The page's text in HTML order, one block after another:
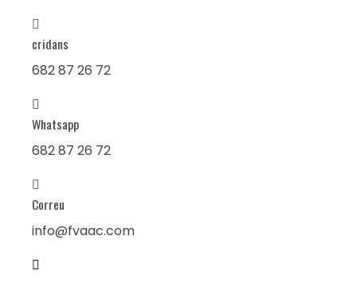
cridans
682 87 26 72
Whatsapp
682 87 26 72
Correu
info@fvaac.com